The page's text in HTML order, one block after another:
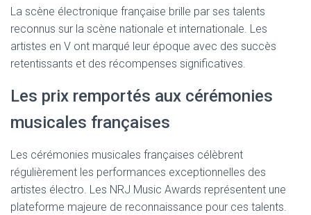
La scène électronique française brille par ses talents
reconnus sur la scène nationale et internationale. Les
artistes en V ont marqué leur époque avec des succès
retentissants et des récompenses significatives.
Les prix remportés aux cérémonies
musicales françaises
Les cérémonies musicales françaises célèbrent
régulièrement les performances exceptionnelles des
artistes électro. Les NRJ Music Awards représentent une
plateforme majeure de reconnaissance pour ces talents.